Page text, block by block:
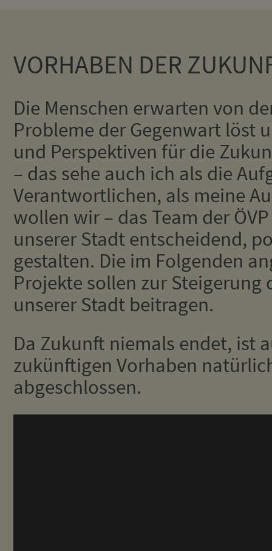
VORHABEN DER
Die Menschen erwarten von
Probleme der Gegenwart löst
und Perspektiven für die
– das sehe auch ich als die
Verantwortlichen, als meine
wollen wir – das Team der
unserer Stadt entscheidend,
gestalten. Die im Folgenden
Projekte sollen zur
unserer Stadt beitragen.
Da Zukunft niemals endet, ist
zukünftigen Vorhaben
abgeschlossen.